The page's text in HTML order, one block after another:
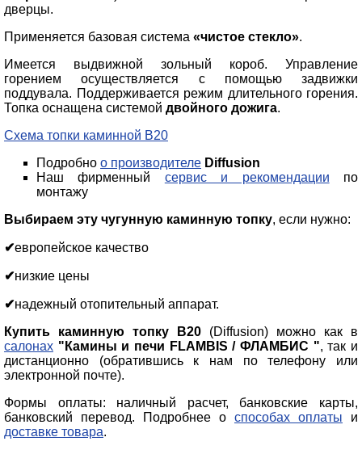
дверцы.
Применяется базовая система «чистое стекло».
Имеется выдвижной зольный короб. Управление
горением осуществляется с помощью задвижки
поддувала. Поддерживается режим длительного горения.
Топка оснащена системой двойного дожига.
Схема топки каминной В20
Подробно о производителе Diffusion
Наш фирменный сервис и рекомендации по
монтажу
Выбираем эту чугунную каминную топку, если нужно:
✔европейское качество
✔низкие цены
✔надежный отопительный аппарат.
Купить каминную топку
B20 (Diffusion) можно как в
салонах "Камины и печи FLAMBIS / ФЛАМБИС ", так и
дистанционно (обратившись к нам по телефону или
электронной почте).
Формы оплаты: наличный расчет, банковские карты,
банковский перевод. Подробнее о способах оплаты и
доставке товара.